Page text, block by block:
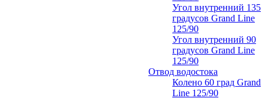
Угол внутренний 135
градусов Grand Line
125/90
Угол внутренний 90
градусов Grand Line
125/90
Отвод водостока
Колено 60 град Grand
Line 125/90